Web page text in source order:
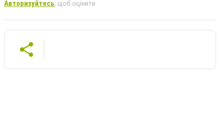
Авторизуйтесь, щоб оцінити